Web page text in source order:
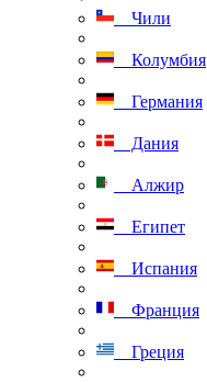
Чили
Колумбия
Германия
Дания
Алжир
Египет
Испания
Франция
Греция